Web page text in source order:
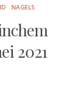
NAGELS
2021